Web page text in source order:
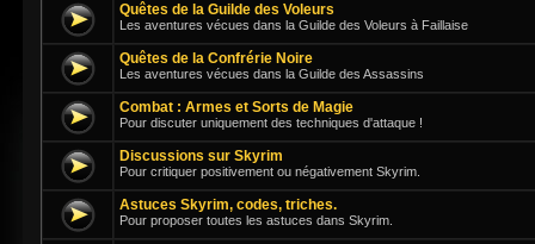
Quêtes de la Guilde des Voleurs
Les aventures vécues dans la Guilde des Voleurs à Faillaise
Quêtes de la Confrérie Noire
Les aventures vécues dans la Guilde des Assassins
Combat : Armes et Sorts de Magie
Pour discuter uniquement des techniques d'attaque !
Discussions sur Skyrim
Pour critiquer positivement ou négativement Skyrim.
Astuces Skyrim, codes, triches.
Pour proposer toutes les astuces dans Skyrim.